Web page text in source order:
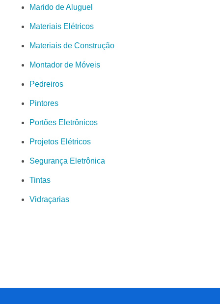
Marido de Aluguel
Materiais Elétricos
Materiais de Construção
Montador de Móveis
Pedreiros
Pintores
Portões Eletrônicos
Projetos Elétricos
Segurança Eletrônica
Tintas
Vidraçarias